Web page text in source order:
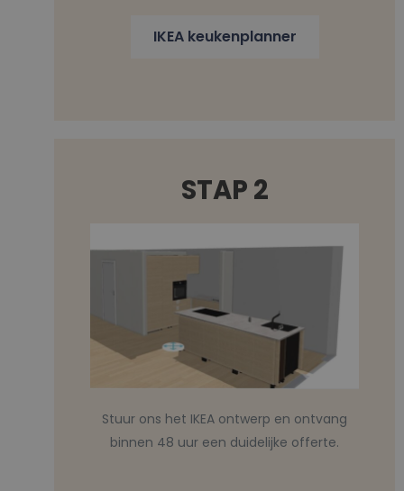
IKEA keukenplanner
STAP 2
Stuur ons het IKEA ontwerp en ontvang
binnen 48 uur een duidelijke offerte.